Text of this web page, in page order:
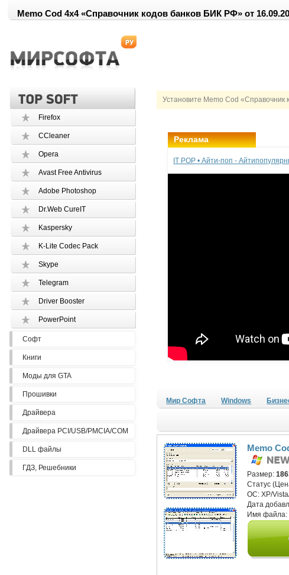
Memo Cod 4x4 «Справочник кодов банков БИК РФ» от
Установите Memo Cod «Справочник
Firefox
CCleaner
Opera
Avast Free Antivirus
Adobe Photoshop
Dr.Web CureIT
Kaspersky
K-Lite Codec Pack
Skype
Telegram
Driver Booster
PowerPoint
Софт
Книги
Моды для GTA
Прошивки
Драйвера
Драйвера PCI/USB/PMCIA/COM
DLL файлы
ГДЗ, Решебники
Реклама
IT POP • Айти-поп -
Мир Софта Windows
Memo
Размер:
Статус
ОС:XP/
Дата
Имя файла: